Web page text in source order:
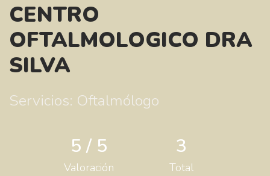
CENTRO
OFTALMOLOGICO DRA
SILVA
Servicios: Oftalmólogo
5 / 5
Valoración
3
Total